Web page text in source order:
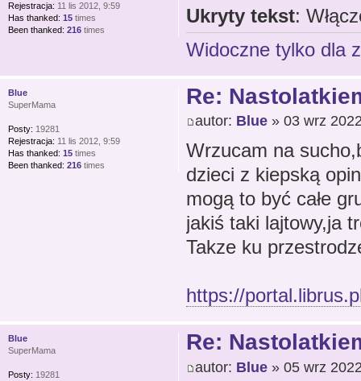
Ukryty tekst:
Widoczne tylko dla
Rejestracja: 11 lis 2012, 9:59
Has thanked: 15 times
Been thanked: 216 times
Re:
autor: Blue» 03 wrz
Wrzucam na
dzieci z kiepską
mogą to być całe
jakiś taki lajtowy,ja
Takze ku
https://
Blue
SuperMama
Posty: 19281
Rejestracja: 11 lis 2012, 9:59
Has thanked: 15 times
Been thanked: 216 times
Re:
autor: Blue» 05 wrz
Blue
SuperMama
Posty: 19281